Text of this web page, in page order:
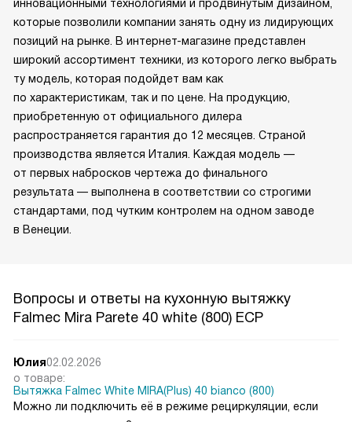
инновационными технологиями и продвинутым дизайном,
которые позволили компании занять одну из лидирующих
позиций на рынке. В интернет-магазине представлен
широкий ассортимент техники, из которого легко выбрать
ту модель, которая подойдет вам как
по характеристикам, так и по цене. На продукцию,
приобретенную от официального дилера
распространяется гарантия до 12 месяцев. Страной
производства является Италия. Каждая модель —
от первых набросков чертежа до финального
результата — выполнена в соответствии со строгими
стандартами, под чутким контролем на одном заводе
в Венеции.
Вопросы и ответы на кухонную вытяжку
Falmec Mira Parete 40 white (800) ECP
Юлия02.02.2026
о товаре:
Вытяжка Falmec White MIRA(Plus) 40 bianco (800)
Можно ли подключить её в режиме рециркуляции, если